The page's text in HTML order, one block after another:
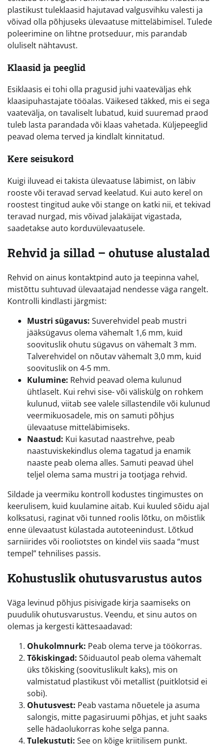
plastikust tuleklaasid hajutavad valgusvihku valesti ja
võivad olla põhjuseks ülevaatuse mitteläbimisel. Tulede
poleerimine on lihtne protseduur, mis parandab
oluliselt nähtavust.
Klaasid ja peeglid
Esiklaasis ei tohi olla pragusid juhi vaateväljas ehk
klaasipuhastajate tööalas. Väikesed täkked, mis ei sega
vaatevälja, on tavaliselt lubatud, kuid suuremad praod
tuleb lasta parandada või klaas vahetada. Küljepeeglid
peavad olema terved ja kindlalt kinnitatud.
Kere seisukord
Kuigi iluvead ei takista ülevaatuse läbimist, on läbiv
rooste või teravad servad keelatud. Kui auto kerel on
roostest tingitud auke või stange on katki nii, et tekivad
teravad nurgad, mis võivad jalakäijat vigastada,
saadetakse auto korduvülevaatusele.
Rehvid ja sillad – ohutuse alustalad
Rehvid on ainus kontaktpind auto ja teepinna vahel,
mistõttu suhtuvad ülevaatajad nendesse väga rangelt.
Kontrolli kindlasti järgmist:
Mustri sügavus: Suverehvidel peab mustri
jääksügavus olema vähemalt 1,6 mm, kuid
soovituslik ohutu sügavus on vähemalt 3 mm.
Talverehvidel on nõutav vähemalt 3,0 mm, kuid
soovituslik on 4-5 mm.
Kulumine: Rehvid peavad olema kulunud
ühtlaselt. Kui rehvi sise- või väliskülg on rohkem
kulunud, viitab see valele sillastendile või kulunud
veermikuosadele, mis on samuti põhjus
ülevaatuse mitteläbimiseks.
Naastud: Kui kasutad naastrehve, peab
naastuviskekindlus olema tagatud ja enamik
naaste peab olema alles. Samuti peavad ühel
teljel olema sama mustri ja tootjaga rehvid.
Sildade ja veermiku kontroll kodustes tingimustes on
keerulisem, kuid kuulamine aitab. Kui kuuled sõidu ajal
kolksatusi, raginat või tunned roolis lõtku, on mõistlik
enne ülevaatust külastada autoteenindust. Lõtkud
sarniirides või rooliotstes on kindel viis saada “must
tempel” tehnilises passis.
Kohustuslik ohutusvarustus autos
Väga levinud põhjus pisivigade kirja saamiseks on
puudulik ohutusvarustus. Veendu, et sinu autos on
olemas ja kergesti kättesaadavad:
Ohukolmnurk: Peab olema terve ja töökorras.
Tõkiskingad: Sõiduautol peab olema vähemalt
üks tõkisking (soovituslikult kaks), mis on
valmistatud plastikust või metallist (puitklotsid ei
sobi).
Ohutusvest: Peab vastama nõuetele ja asuma
salongis, mitte pagasiruumi põhjas, et juht saaks
selle hädaolukorras kohe selga panna.
Tulekustuti: See on kõige kriitilisem punkt.